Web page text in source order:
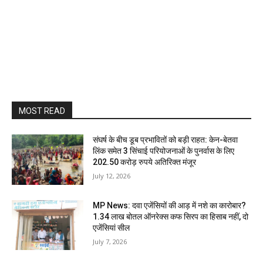
MOST READ
संघर्ष के बीच डूब प्रभावितों को बड़ी राहत: केन-बेतवा
लिंक समेत 3 सिंचाई परियोजनाओं के पुनर्वास के लिए
202.50 करोड़ रुपये अतिरिक्त मंजूर
July 12, 2026
MP News: दवा एजेंसियों की आड़ में नशे का कारोबार?
1.34 लाख बोतल ऑनरेक्स कफ सिरप का हिसाब नहीं, दो
एजेंसियां सील
July 7, 2026